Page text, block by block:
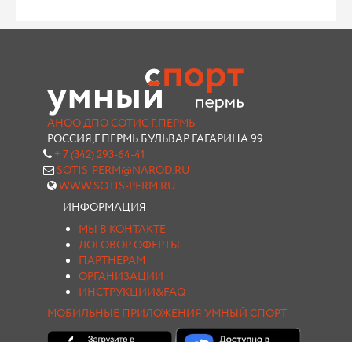
АНОО ДПО СОТИС Г.ПЕРМЬ
РОССИЯ,Г.ПЕРМЬ БУЛЬВАР ГАГАРИНА 99
+ 7 (342) 293-64-41
SOTIS-PERM@NAROD.RU
WWW.SOTIS-PERM.RU
ИНФОРМАЦИЯ
МЫ В КОНТАКТЕ
ДОГОВОР ОФЕРТЫ
ПАРТНЕРАМ
ОРГАНИЗАЦИИ
ИНСТРУКЦИИ&FAQ
МОБИЛЬНЫЕ ПРИЛОЖЕНИЯ УМНЫЙ СПОРТ